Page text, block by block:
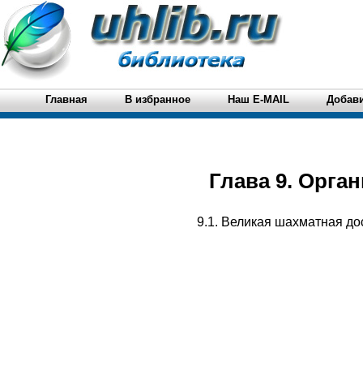
Главная В избранное Наш E-MAIL
Глава 9.
9.1. Великая шахматная